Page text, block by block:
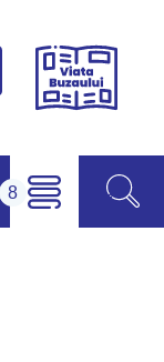
Campus
Viața